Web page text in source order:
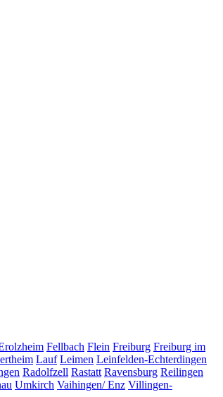
Fellbach Flein Freiburg Freiburg im
Lauf Leimen Leinfelden-Echterdingen
Radolfzell Rastatt Ravensburg Reilingen
Umkirch Vaihingen/ Enz Villingen-